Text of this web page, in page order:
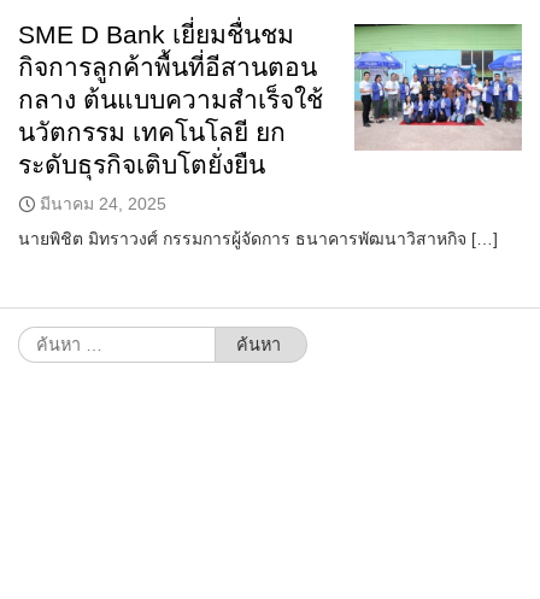
SME D Bank เยี่ยมชื่นชม
กิจการลูกค้าพื้นที่อีสานตอน
กลาง ต้นแบบความสำเร็จใช้
นวัตกรรม เทคโนโลยี ยก
ระดับธุรกิจเติบโตยั่งยืน
มีนาคม 24, 2025
นายพิชิต มิทราวงศ์ กรรมการผู้จัดการ ธนาคารพัฒนาวิสาหกิจ […]
ค้นหา
สำหรับ: